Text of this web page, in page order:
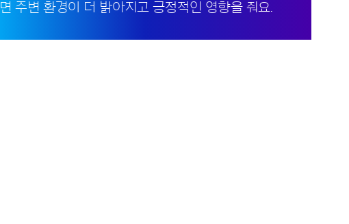
면 주변 환경이 더 밝아지고 긍정적인 영향을 줘요.